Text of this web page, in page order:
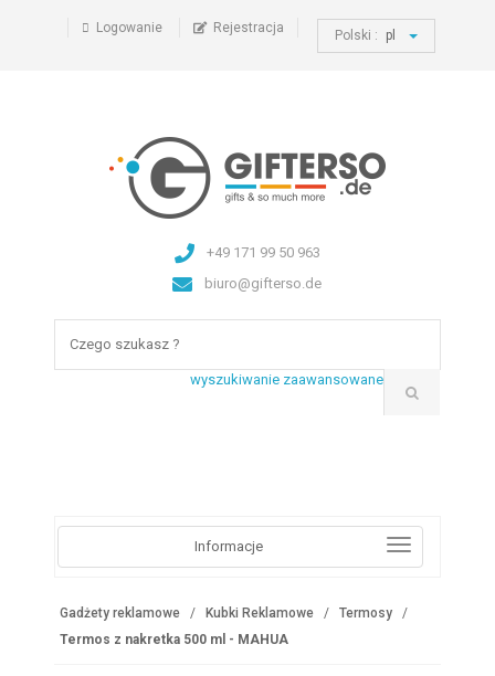
Logowanie Rejestracja Polski : pl
+49 171 99 50 963
biuro@gifterso.de
wyszukiwanie zaawansowane
Informacje
Gadżety reklamowe Kubki Reklamowe
Termosy
Termos z nakretka 500 ml - MAHUA